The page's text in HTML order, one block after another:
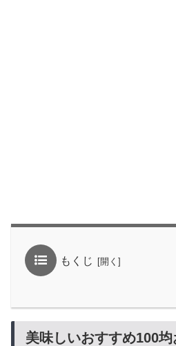
もくじ
美味しいおすすめ100